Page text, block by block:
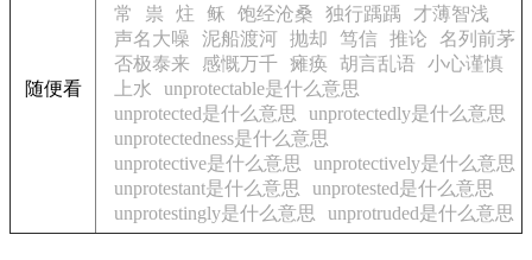
随便看
常
祟 炷 稣 饱经沧桑 独行踽踽
才薄智浅
声名大噪
泥船渡河 抛却 笃信 推论
名列前茅
否极泰来
感慨万千 瘫痪 胡言乱语
小心谨慎
上水
unprotectable是什么意思
unprotected是什么意思
unprotectedly是什么意思
unprotectedness是什么意思
unprotective是什么意思
unprotectively是什么意思
unprotestant是什么意思
unprotested是什么意思
unprotestingly是什么意思
unprotruded是什么意思